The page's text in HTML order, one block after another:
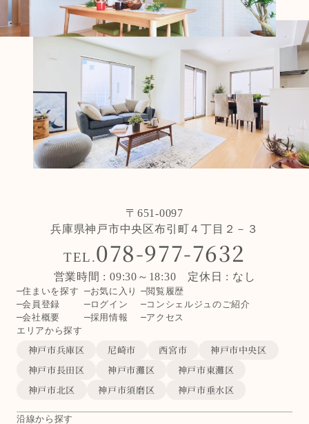
〒651-0097
兵庫県神戸市中央区布引町４丁目２－３
TEL.078-977-7632
営業時間 : 09:30～18:30 定休日 : なし
住まいを探す お気に入り
閲覧履歴
会員登録
ログイン
コンシェルジュのご紹介
会社概要
採用情報
アクセス
エリアから探す
神戸市兵庫区 尼崎市 西宮市
神戸市中央区
神戸市長田区
神戸市灘区
神戸市東灘区
神戸市北区
神戸市須磨区 神戸市垂水区
沿線から探す